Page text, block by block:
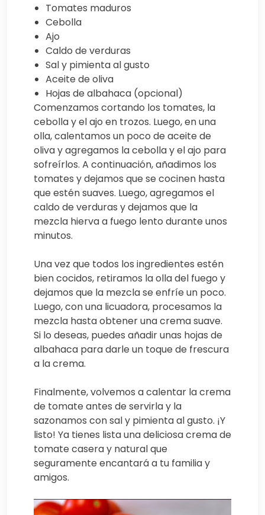
Tomates maduros
Cebolla
Ajo
Caldo de verduras
Sal y pimienta al gusto
Aceite de oliva
Hojas de albahaca (opcional)
Comenzamos cortando los tomates, la
cebolla y el ajo en trozos. Luego, en una
olla, calentamos un poco de aceite de
oliva y agregamos la cebolla y el ajo para
sofreírlos. A continuación, añadimos los
tomates y dejamos que se cocinen hasta
que estén suaves. Luego, agregamos el
caldo de verduras y dejamos que la
mezcla hierva a fuego lento durante unos
minutos.
Una vez que todos los ingredientes estén
bien cocidos, retiramos la olla del fuego y
dejamos que la mezcla se enfríe un poco.
Luego, con una licuadora, procesamos la
mezcla hasta obtener una crema suave.
Si lo deseas, puedes añadir unas hojas de
albahaca para darle un toque de frescura
a la crema.
Finalmente, volvemos a calentar la crema
de tomate antes de servirla y la
sazonamos con sal y pimienta al gusto. ¡Y
listo! Ya tienes lista una deliciosa crema de
tomate casera y natural que
seguramente encantará a tu familia y
amigos.